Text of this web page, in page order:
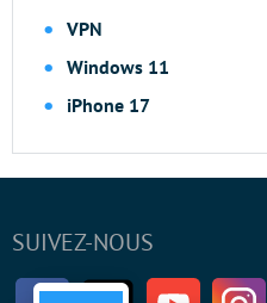
VPN
Windows 11
iPhone 17
SUIVEZ-NOUS
FacebookTwitter Youtube